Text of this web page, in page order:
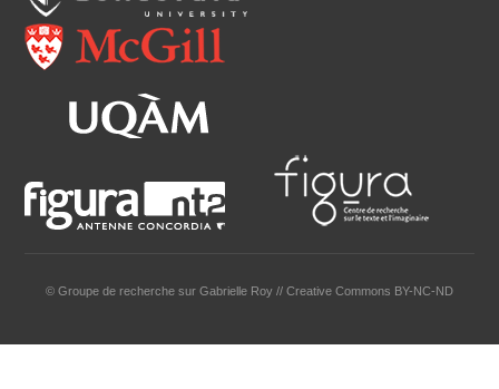
© Groupe de recherche sur Gabrielle Roy // Creative Commons BY-NC-ND